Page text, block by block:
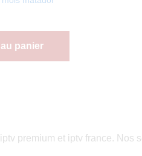
panier
premium et iptv france.